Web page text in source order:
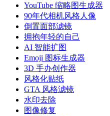
YouTube 缩略图生成器
90年代相机风格人像
倒置面部滤镜
拥抱年轻的自己
AI 智能扩图
Emoji 图标生成器
3D 手办创作器
风格化贴纸
GTA 风格滤镜
水印去除
图像修复